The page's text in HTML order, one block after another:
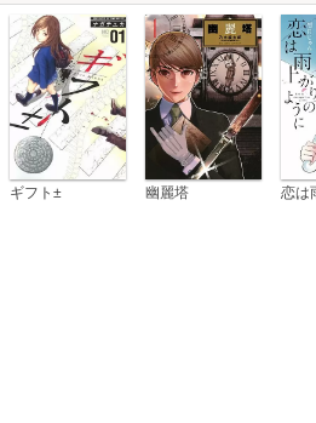
ギフト± 幽麗塔